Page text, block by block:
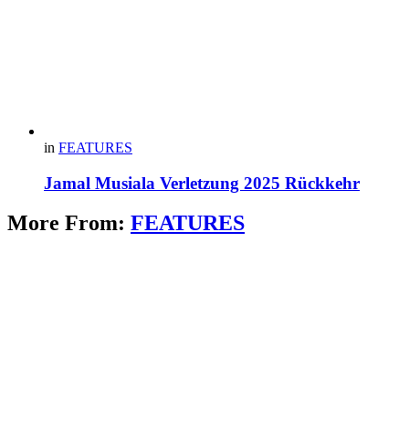
in FEATURES
Jamal Musiala Verletzung 2025 Rückkehr
More From: FEATURES